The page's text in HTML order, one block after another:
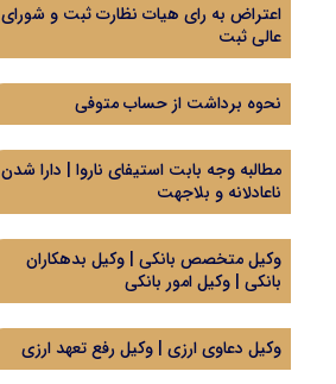
اعتراض به رای هیات نظارت ثبت و شورای
عالی ثبت
نحوه برداشت از حساب متوفی
مطالبه وجه بابت استیفای ناروا | دارا شدن
ناعادلانه و بلاجهت
وکیل متخصص بانکی | وکیل بدهکاران
بانکی | وکیل امور بانکی
وکیل دعاوی ارزی | وکیل رفع تعهد ارزی